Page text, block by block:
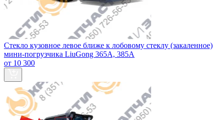
Стекло кузовное левое ближе к лобовому стеклу (закаленное)
мини-погрузчика LiuGong 365А, 385А
от 10 300